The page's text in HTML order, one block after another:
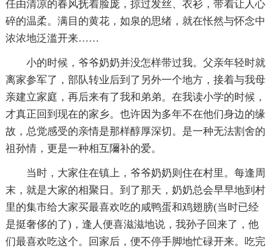
任由清凉的春风抚着脸庞，掠过发丝、衣衫，带着让人心
碎的温柔。满目的黄花，如泉的思绪，就在怅然与怀念中
浓浓地泛滥开来……
小的时候，爷爷奶奶并没怎样带过我。父亲年轻时就
离家参军了，部队转业后到了另外一个地方，接着与我母
亲建立家庭，再后来有了我和弟弟。在我读小学的时候，
才真正回到现在的家乡。也许因为多年不在他们身边的缘
故，总觉感受的亲情是那样醇厚深切。是一种无法割舍的
祖孙情，更是一种相互隬补的爱。
当时，大家住在镇上，爷爷奶奶则住在村里。每逢周
末，就是大家的相聚日。到了那天，奶奶总会早早地到村
里的集市给大家买最喜欢吃的咸鸭蛋和鸡翅膀(当时已经
是挺奢侈的了)，逢人便喜滋滋地说，我孙子回来了，他
们最喜欢吃这个。回家后，便不停手脚地忙碌开来。吃完